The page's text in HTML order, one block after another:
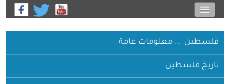
فلسطين ... معلومات عامة
تاريخ فلسطين